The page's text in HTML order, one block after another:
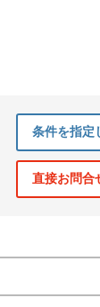
条件を指定
直接お問合